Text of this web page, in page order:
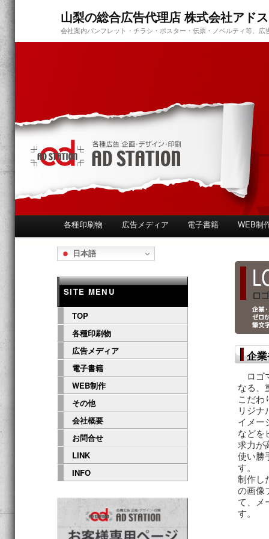
山梨の総合広告代理店 株式会社アド
会社案内パンフレット・チラシ・ポスター・伝票・ノベルティ等、
メ
メ
イ
ン
コ
ン
テ
ン
ツ
へ
動
各種印刷物 広告メディア 電子書籍 WEB制
企
ロゴ
なる、
こだわ
リジナ
イメー
などを
求力が
使い勝
す。
制作し
の画像
て、メ
す。
日本語
SITE MENU
TOP
各種印刷物
広告メディア
電子書籍
WEB制作
その他
会社概要
お問合せ
LINK
INFO